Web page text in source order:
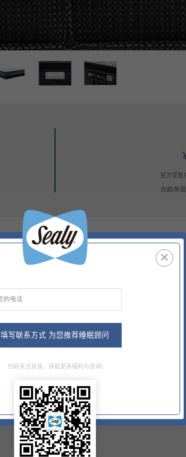
官方零售
西藏/新
智爽®面料
天丝面料
填写联系方式 为您推荐睡眠顾问
扫码关注丝涟，获取更多福利与咨询!